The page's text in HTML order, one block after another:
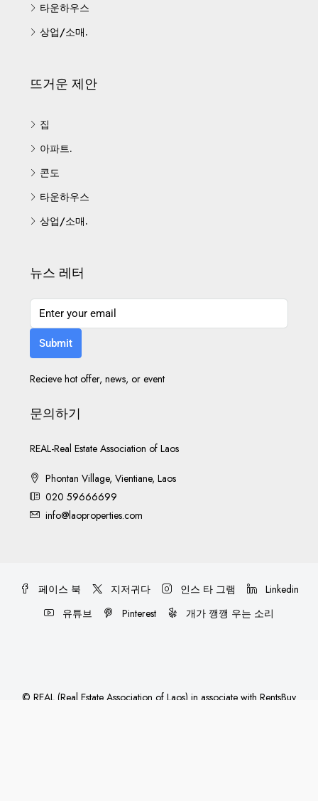
타운하우스
상업/소매.
뜨거운 제안
집
아파트.
콘도
타운하우스
상업/소매.
뉴스 레터
Submit
Recieve hot offer, news, or event
문의하기
REAL-Real Estate Association of Laos
Phontan Village, Vientiane, Laos
020 59666699
info@laoproperties.com
페이스 북 지저귀다 인스 타 그램
Linkedin
유튜브
Pinterest 개가 깽깽 우는 소리
© REAL (Real Estate Association of Laos) in associate with RentsBuy